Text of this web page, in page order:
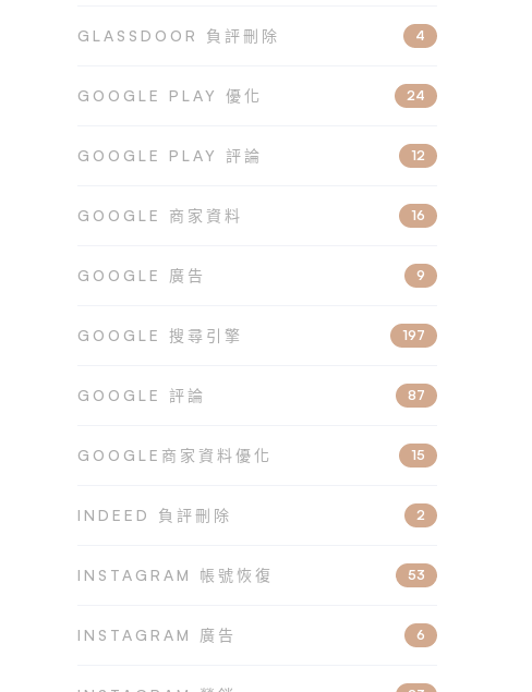
GLASSDOOR 負評刪除 4
GOOGLE PLAY 優化 24
GOOGLE PLAY 評論 12
GOOGLE 商家資料 16
GOOGLE 廣告 9
GOOGLE 搜尋引擎 197
GOOGLE 評論 87
GOOGLE商家資料優化 15
INDEED 負評刪除 2
INSTAGRAM 帳號恢復 53
INSTAGRAM 廣告 6